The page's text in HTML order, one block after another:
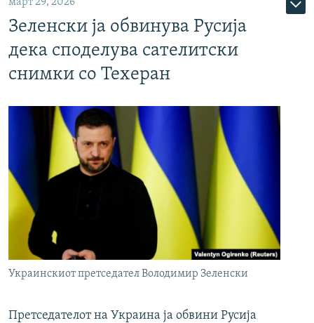
март 29, 2026
Зеленски ја обвинува Русија
дека споделува сателитски
снимки со Техеран
Украинскиот претседател Володимир Зеленски
Претседателот на Украина ја обвини Русија